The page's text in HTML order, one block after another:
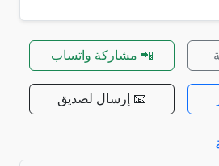
📲 مشاركة واتساب
📧 إرسال لصديق